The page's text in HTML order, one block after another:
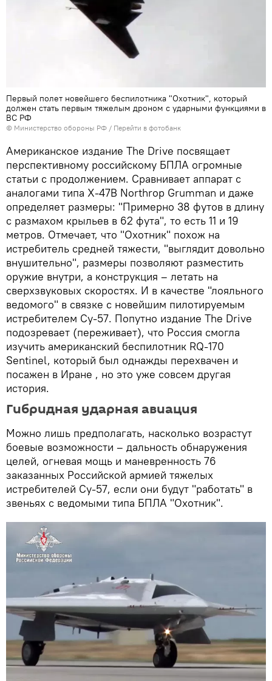
Первый полет новейшего беспилотника "Охотник", который
должен стать первым тяжелым дроном с ударными функциями в
ВС РФ
© Министерство обороны РФ / Перейти в фотобанк
Американское издание The Drive посвящает
перспективному российскому БПЛА огромные
статьи с продолжением. Сравнивает аппарат с
аналогами типа X-47B Northrop Grumman и даже
определяет размеры: "Примерно 38 футов в длину
с размахом крыльев в 62 фута", то есть 11 и 19
метров. Отмечает, что "Охотник" похож на
истребитель средней тяжести, "выглядит довольно
внушительно", размеры позволяют разместить
оружие внутри, а конструкция – летать на
сверхзвуковых скоростях. И в качестве "лояльного
ведомого" в связке с новейшим пилотируемым
истребителем Су-57. Попутно издание The Drive
подозревает (переживает), что Россия смогла
изучить американский беспилотник RQ-170
Sentinel, который был однажды перехвачен и
посажен в Иране , но это уже совсем другая
история.
Гибридная ударная авиация
Можно лишь предполагать, насколько возрастут
боевые возможности – дальность обнаружения
целей, огневая мощь и маневренность 76
заказанных Российской армией тяжелых
истребителей Су-57, если они будут "работать" в
звеньях с ведомыми типа БПЛА "Охотник".